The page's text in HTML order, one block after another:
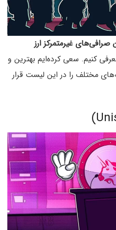
صرافی‌های غیرمتمرکز ارز
کنیم. سعی کرده‌ایم بهترین و
مختلف را در این لیست قرار